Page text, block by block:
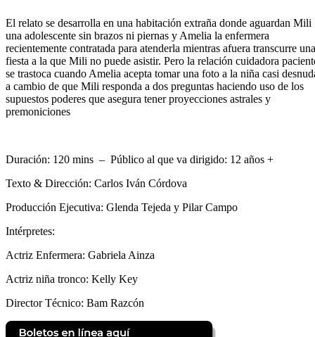
El relato se desarrolla en una habitación extraña donde aguardan Mili
una adolescente sin brazos ni piernas y Amelia la enfermera
recientemente contratada para atenderla mientras afuera transcurre una
fiesta a la que Mili no puede asistir. Pero la relación cuidadora
se trastoca cuando Amelia acepta tomar una foto a la niña casi
a cambio de que Mili responda a dos preguntas haciendo uso de los
supuestos poderes que asegura tener proyecciones astrales y
premoniciones
Duración: 120 mins – Público al que va dirigido: 12 años +
Texto & Dirección: Carlos Iván Córdova
Producción Ejecutiva: Glenda Tejeda y Pilar Campo
Intérpretes:
Actriz Enfermera: Gabriela Ainza
Actriz niña tronco: Kelly Key
Director Técnico: Bam Razcón